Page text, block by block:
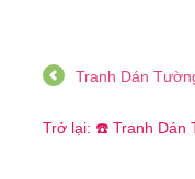
Tranh Dán
Trở lại: ☎️ Tranh Dán